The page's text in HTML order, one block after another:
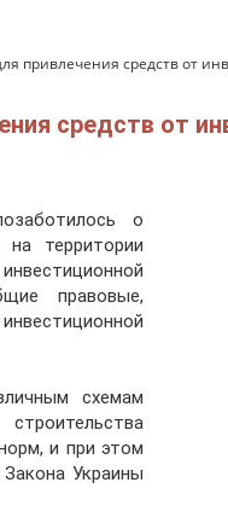
средств от
средств от
о
на территории
правовые,
схемам
и при этом
Украины